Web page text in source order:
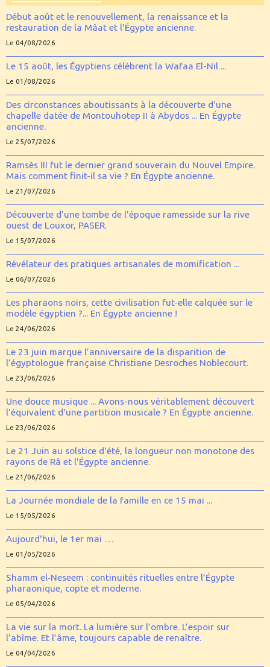
Début août et le renouvellement, la renaissance et la
restauration de la Mâat et l'Égypte ancienne.
Le 04/08/2026
Le 15 août, les Égyptiens célèbrent la Wafaa El-Nil ...
Le 01/08/2026
Des circonstances aboutissants à la découverte d'une
chapelle datée de Montouhotep II à Abydos ... En Égypte
ancienne.
Le 25/07/2026
Ramsès III fut le dernier grand souverain du Nouvel Empire.
Mais comment finit-il sa vie ? En Égypte ancienne.
Le 21/07/2026
Découverte d’une tombe de l'époque ramesside sur la rive
ouest de Louxor, PASER.
Le 15/07/2026
Révélateur des pratiques artisanales de momification ...
Le 06/07/2026
Les pharaons noirs, cette civilisation fut-elle calquée sur le
modèle égyptien ?... En Égypte ancienne !
Le 24/06/2026
Le 23 juin marque l’anniversaire de la disparition de
l’égyptologue française Christiane Desroches Noblecourt.
Le 23/06/2026
Une douce musique ... Avons-nous véritablement découvert
l'équivalent d'une partition musicale ? En Égypte ancienne.
Le 23/06/2026
Le 21 Juin au solstice d'été, la longueur non monotone des
rayons de Râ et l'Égypte ancienne.
Le 21/06/2026
La Journée mondiale de la famille en ce 15 mai ...
Le 15/05/2026
Aujourd'hui, le 1er mai …
Le 01/05/2026
Shamm el‑Neseem : continuités rituelles entre l’Égypte
pharaonique, copte et moderne.
Le 05/04/2026
La vie sur la mort. La lumière sur l’ombre. L’espoir sur
l’abîme. Et l’âme, toujours capable de renaître.
Le 04/04/2026